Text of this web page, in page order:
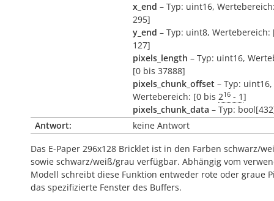
x_end – Typ: uint16,
295]
y_end – Typ: uint8, Wertebereich:
127]
pixels_length – Typ: uint16,
[0 bis 37888]
pixels_chunk_offset – Typ: uint16,
Wertebereich: [0 bis 216 - 1]
pixels_chunk_data – Typ:
Antwort:
keine Antwort
Das E-Paper 296x128 Bricklet ist in den Farben schwarz/
sowie schwarz/weiß/grau verfügbar. Abhängig vom
Modell schreibt diese Funktion entweder rote oder graue
das spezifizierte Fenster des Buffers.